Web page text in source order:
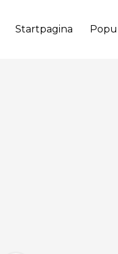
Startpagina